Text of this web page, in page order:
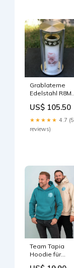
Grablaterne
Edelstahl R8M
cm – rostfrei,
wetterfest
US$ 105.50
★★★★★ 4.7 (5
reviews)
Team Tapia
Hoodie für